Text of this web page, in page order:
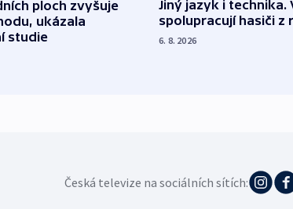
ploch zvyšuje
ukázala
studie
Jiný jazyk i technika.
spolupracují hasiči z
6. 8. 2026
Česká televize na sociálních sítích: